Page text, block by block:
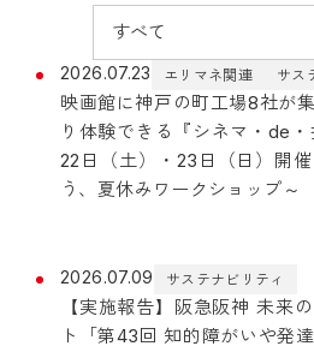
すべて
2026.07.23 エリマネ関連 サス
映画館に神戸の町工場8社が
り体験できる『シネマ・de
22日（土）・23日（日）開
う、夏休みワークショップ～
2026.07.09 サステナビリティ
【実施報告】阪急阪神 未来
ト「第43回 知的障がいや発